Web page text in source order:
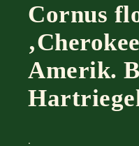
Cornus
Amerik.
.